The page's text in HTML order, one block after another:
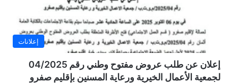
إعلانات
إعلان عن طلب عروض مفتوح وطني رقم 04/2025
لجمعية الأعمال الخيرية ورعاية المسنين بإقليم صفرو